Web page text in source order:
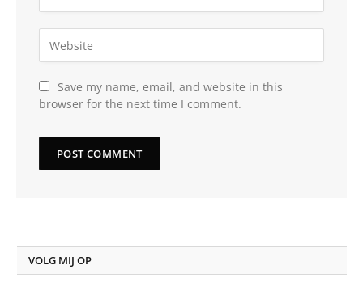
Save my name, email, and website in this
browser for the next time I comment.
VOLG MIJ OP